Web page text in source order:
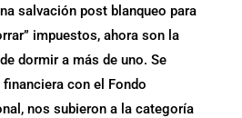
salvación post blanqueo para
impuestos, ahora son la
dormir a más de uno. Se
con el Fondo
nos subieron a la categoría